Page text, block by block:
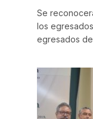
Se
los
egresados